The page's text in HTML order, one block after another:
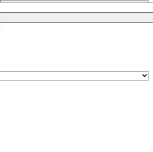
Anmelden
Licht aus